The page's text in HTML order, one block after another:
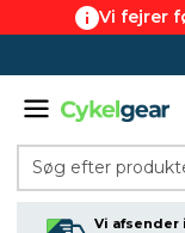
Vi fejrer
Søg efter
Vi afsender